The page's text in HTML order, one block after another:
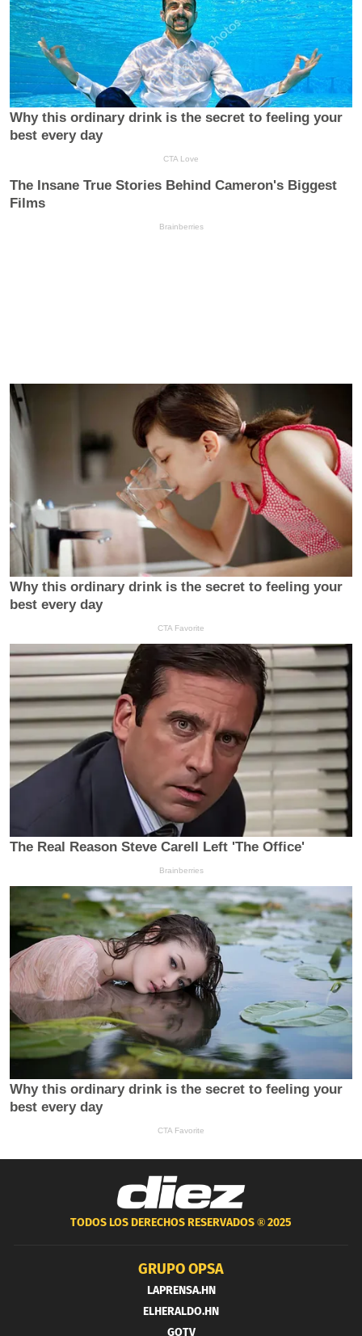
TODOS LOS DERECHOS RESERVADOS ®2025
GRUPO OPSA
LAPRENSA.HN
ELHERALDO.HN
GOTV